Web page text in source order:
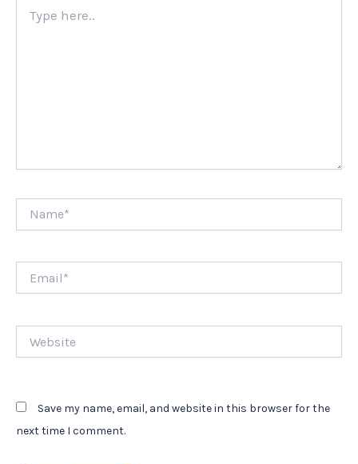
here..
Save my name, email, and website in this browser for the
next time I comment.